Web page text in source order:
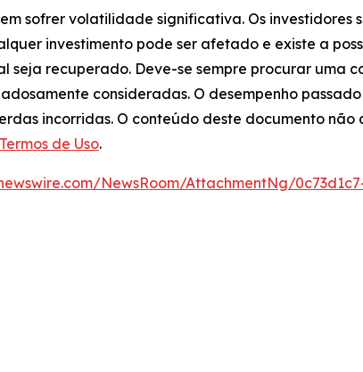
sofrer volatilidade significativa. Os investidores
investimento pode ser afetado e existe a
seja recuperado. Deve-se sempre procurar uma
consideradas. O desempenho
incorridas. O conteúdo deste documento
Termos de Uso.
NewsRoom/AttachmentNg/